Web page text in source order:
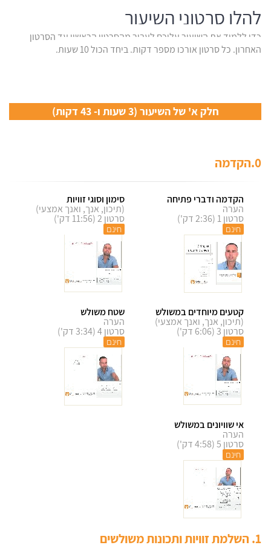
להלן סרטוני השיעור
כדי ללמוד את השיעור עליכם לעבור מהסרטון הראשון עד הסרטון
האחרון. כל סרטון אורכו מספר דקות. ביחד הכול 10 שעות.
חלק א' של השיעור (3 שעות ו- 43 דקות)
0.הקדמה
הקדמה ודברי פתיחה
הערה
סרטון 1 (2:36 דק')
חינם
סימון וסוגי זוויות
(תיכון, אנך, ואנך אמצעי)
סרטון 2 (11:56 דק')
חינם
קטעים מיוחדים במשולש
(תיכון, אנך, ואנך אמצעי)
סרטון 3 (6:06 דק')
חינם
שטח משולש
הערה
סרטון 4 (3:34 דק')
חינם
אי שוויונים במשולש
הערה
סרטון 5 (4:58 דק')
חינם
1. השלמת זוויות ותכונות משולשים